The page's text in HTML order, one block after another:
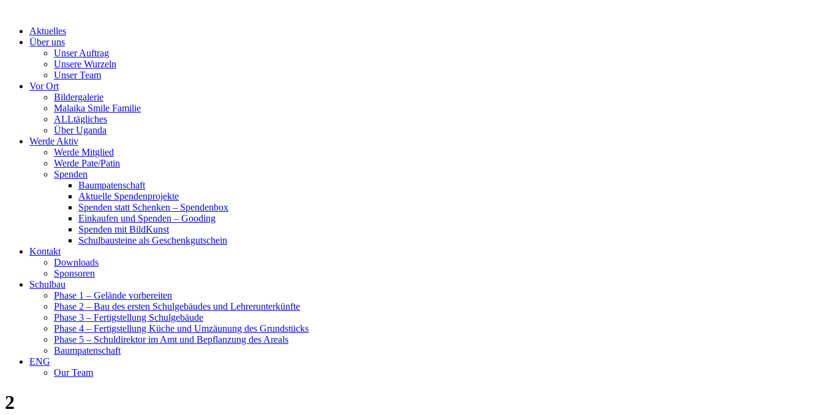
contentAktuelles
Über uns
Unser Auftrag
Unsere Wurzeln
Unser Team
Vor Ort
Bildergalerie
Malaika Smile Familie
ALLtägliches
Über Uganda
Werde Aktiv
Werde Mitglied
Werde Pate/Patin
Spenden
Baumpatenschaft
Aktuelle Spendenprojekte
Spenden statt Schenken – Spendenbox
Einkaufen und Spenden – Gooding
Spenden mit BildKunst
Schulbausteine als Geschenkgutschein
Kontakt
Downloads
Sponsoren
Schulbau
Phase 1 – Gelände vorbereiten
Phase 2 – Bau des ersten Schulgebäudes und Lehrerunterkünfte
Phase 3 – Fertigstellung Schulgebäude
Phase 4 – Fertigstellung Küche und Umzäunung des Grundstücks
Phase 5 – Schuldirektor im Amt und Bepflanzung des Areals
Baumpatenschaft
ENG
Our Team
2